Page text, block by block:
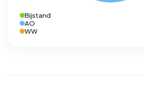
Bijstand
AO
WW